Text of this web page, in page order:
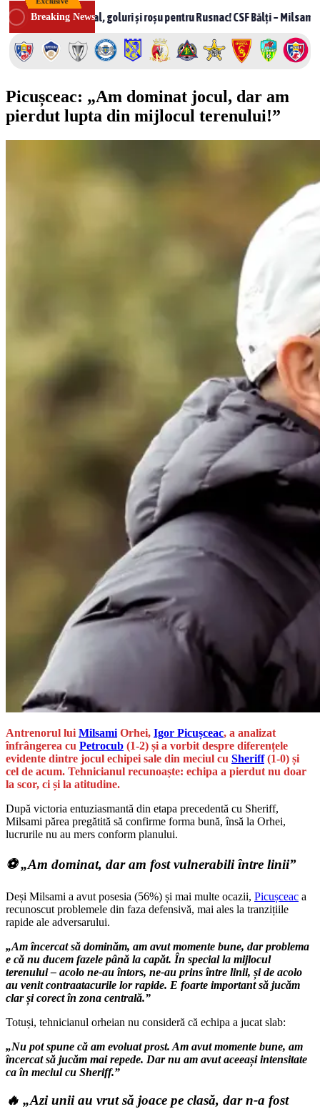
Skip
to
content
Breaking News
Scandal, goluri și roșu pentru Rusnac! CSF Bălți – Milsami 2-1, meci
Picușceac: „Am dominat jocul, dar am
pierdut lupta din mijlocul terenului!”
Antrenorul lui Milsami Orhei, Igor Picușceac, a analizat
înfrângerea cu Petrocub (1-2) și a vorbit despre diferențele
evidente dintre jocul echipei sale din meciul cu Sheriff(1-0) și
cel de acum. Tehnicianul recunoaște: echipa a pierdut nu doar
la scor, ci și la atitudine.
După victoria entuziasmantă din etapa precedentă cu Sheriff,
Milsami părea pregătită să confirme forma bună, însă la Orhei,
lucrurile nu au mers conform planului.
⚽ „Am dominat, dar am fost vulnerabili între linii”
Deși Milsami a avut posesia (56%) și mai multe ocazii, Picușceac a
recunoscut problemele din faza defensivă, mai ales la tranzițiile
rapide ale adversarului.
„Am încercat să dominăm, am avut momente bune, dar problema
e că nu ducem fazele până la capăt. În special la mijlocul
terenului – acolo ne-au întors, ne-au prins între linii, și de acolo
au venit contraatacurile lor rapide. E foarte important să jucăm
clar și corect în zona centrală.”
Totuși, tehnicianul orheian nu consideră că echipa a jucat slab:
„Nu pot spune că am evoluat prost. Am avut momente bune, am
încercat să jucăm mai repede. Dar nu am avut aceeași intensitate
ca în meciul cu Sheriff.”
🔥 „Azi unii au vrut să joace pe clasă, dar n-a fost